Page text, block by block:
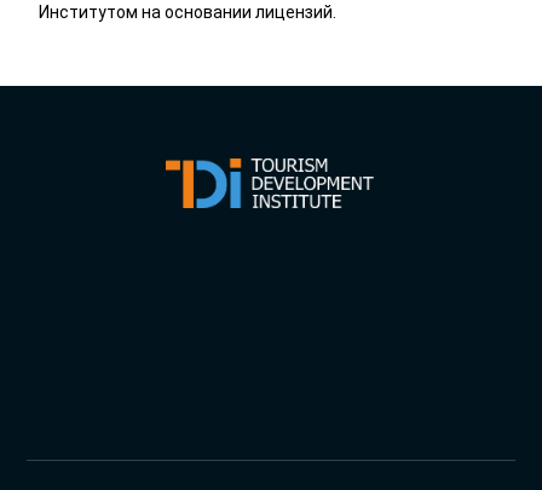
Институтом на основании лицензий.